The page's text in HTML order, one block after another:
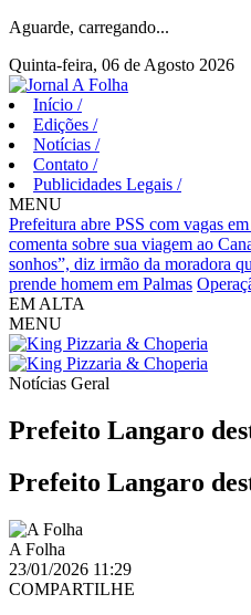
Aguarde, carregando...
Quinta-feira, 06 de Agosto 2026
Início /
Edições /
Notícias /
Contato /
Publicidades Legais /
MENU
Prefeitura abre PSS com vagas
comenta sobre sua viagem ao
sonhos”, diz irmão da moradora
prende homem em Palmas
EM ALTA
MENU
Notícias Geral
Prefeito Langaro
Prefeito Langaro
A Folha
23/01/2026 11:29
COMPARTILHE